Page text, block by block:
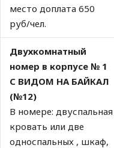
место доплата 650
руб/чел.
Двухкомнатный
номер в корпусе № 1
С ВИДОМ НА БАЙКАЛ
(№12)
В номере: двуспальная
кровать или две
односпальных , шкаф,